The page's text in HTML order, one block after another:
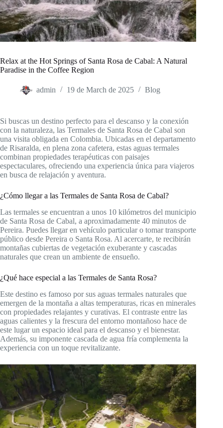
Relax at the Hot Springs of Santa Rosa de Cabal: A Natural
Paradise in the Coffee Region
admin 19 de March de 2025 Blog
Si buscas un destino perfecto para el descanso y la conexión
con la naturaleza, las Termales de Santa Rosa de Cabal son
una visita obligada en Colombia. Ubicadas en el departamento
de Risaralda, en plena zona cafetera, estas aguas termales
combinan propiedades terapéuticas con paisajes
espectaculares, ofreciendo una experiencia única para viajeros
en busca de relajación y aventura.
¿Cómo llegar a las Termales de Santa Rosa de Cabal?
Las termales se encuentran a unos 10 kilómetros del municipio
de Santa Rosa de Cabal, a aproximadamente 40 minutos de
Pereira. Puedes llegar en vehículo particular o tomar transporte
público desde Pereira o Santa Rosa. Al acercarte, te recibirán
montañas cubiertas de vegetación exuberante y cascadas
naturales que crean un ambiente de ensueño.
¿Qué hace especial a las Termales de Santa Rosa?
Este destino es famoso por sus aguas termales naturales que
emergen de la montaña a altas temperaturas, ricas en minerales
con propiedades relajantes y curativas. El contraste entre las
aguas calientes y la frescura del entorno montañoso hace de
este lugar un espacio ideal para el descanso y el bienestar.
Además, su imponente cascada de agua fría complementa la
experiencia con un toque revitalizante.